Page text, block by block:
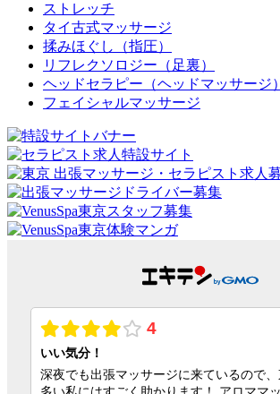
ストレッチ
タイ古式マッサージ
揉みほぐし（指圧）
リフレクソロジー（足裏）
ヘッドセラピー（ヘッドマッサージ）
フェイシャルマッサージ